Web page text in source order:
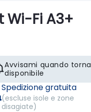
Wi-Fi A3+
Avvisami quando torna
disponibile
Spedizione gratuita
(escluse isole e zone
disagiate)